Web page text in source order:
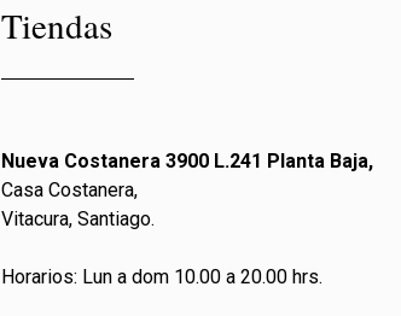
Tiendas
Nueva Costanera 3900 L.241 Planta Baja,
Casa Costanera,
Vitacura, Santiago.
Horarios: Lun a dom 10.00 a 20.00 hrs.